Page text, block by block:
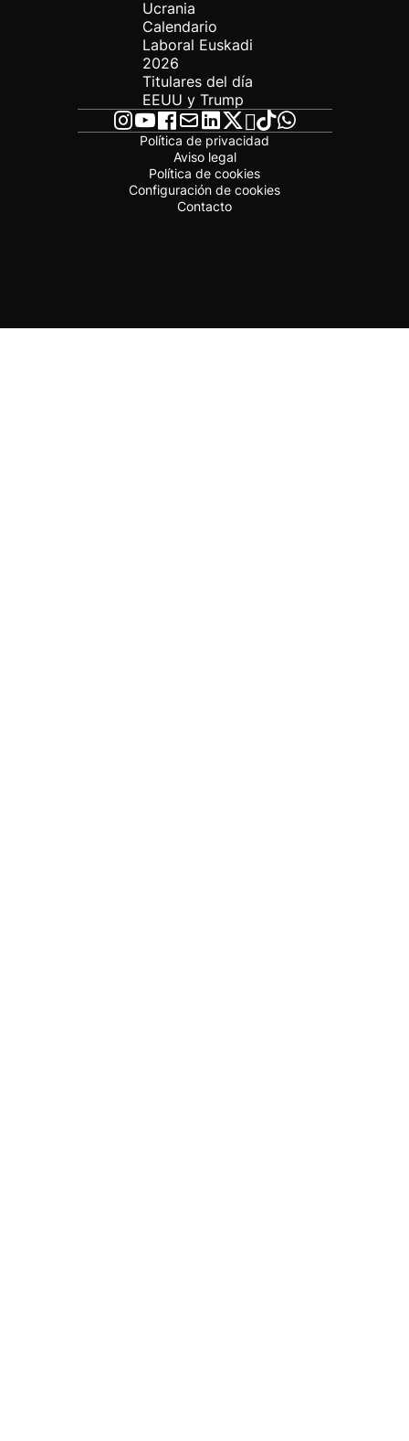
Ucrania
Calendario
Laboral Euskadi
2026
Titulares del día
EEUU y Trump
Política de privacidad
Aviso legal
Política de cookies
Configuración de cookies
Contacto